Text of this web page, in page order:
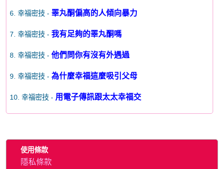
6. 幸福密技 - 睪丸酮偏高的人傾向暴力
7. 幸福密技 - 我有足夠的睪丸酮嗎
8. 幸福密技 - 他們問你有沒有外遇過
9. 幸福密技 - 為什麼幸福這麼吸引父母
10. 幸福密技 - 用電子傳訊跟太太幸福交
使用條款
隱私條款